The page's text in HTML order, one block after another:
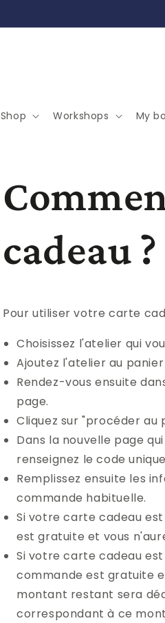
Shop Workshops My
cadeau ?
Pour utiliser votre carte
Choisissez l'atelier qui
Ajoutez l'atelier au panier
Rendez-vous ensuite
page.
Cliquez sur "procéder au
Dans la nouvelle page
renseignez le code
Remplissez ensuite les
commande habituelle.
Si votre carte cadeau
est gratuite et vous
Si votre carte cadeau
commande est gratuite
montant restant sera
correspondant à ce